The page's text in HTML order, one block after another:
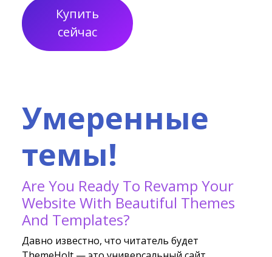
Купить
сейчас
Умеренные
темы!
Are You Ready To Revamp Your
Website With Beautiful Themes
And Templates?
Давно известно, что читатель будет